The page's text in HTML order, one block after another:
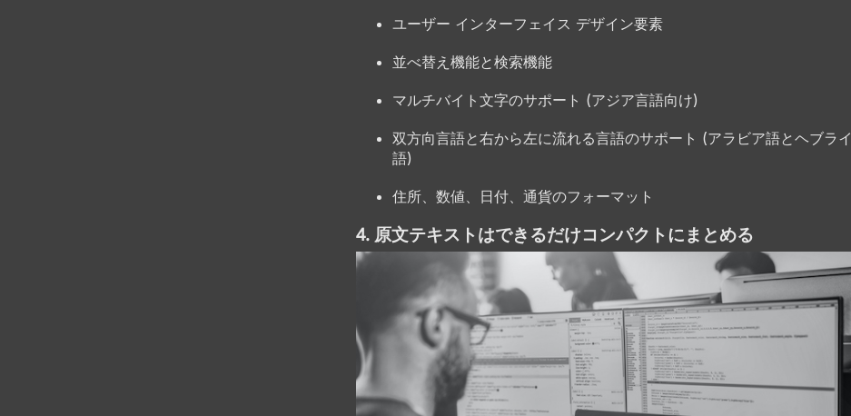
ユーザー インターフェイス デザイン要素
並べ替え機能と検索機能
マルチバイト文字のサポート (アジア言語向け)
双方向言語と右から左に流れる言語のサポート (アラビア語とヘブライ
語)
住所、数値、日付、通貨のフォーマット
4. 原文テキストはできるだけコンパクトにまとめる